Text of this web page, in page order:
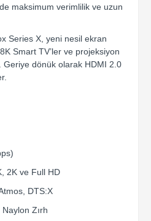
maksimum verimlilik ve uzun
Series X, yeni nesil ekran
Smart TV’ler ve projeksiyon
Geriye dönük olarak HDMI 2.0
2K ve Full HD
DTS:X
Zırh